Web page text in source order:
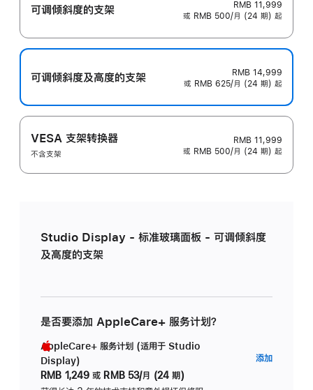
可调倾斜度的支架
RMB 11,999
或 RMB 500/月 (24 期) 起
可调倾斜度及高‍度的支‍架
RMB 14,999
或 RMB 625/月 (24 期) 起
VESA 支架转换器
不含支架
RMB 11,999
或 RMB 500/月 (24 期) 起
Studio Display - 标准玻璃面板 - 可调倾斜度
及高度的支架
是否要添加 AppleCare+ 服务计划？
AppleCare+ 服务计划 (适用于 Studio
Display)
RMB 1,249 或 RMB 53/月 (24 期)
添加